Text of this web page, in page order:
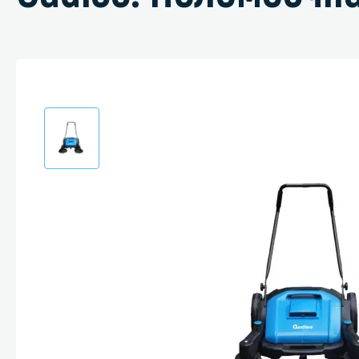
Средства
Средства
Средства
Средства
Средства